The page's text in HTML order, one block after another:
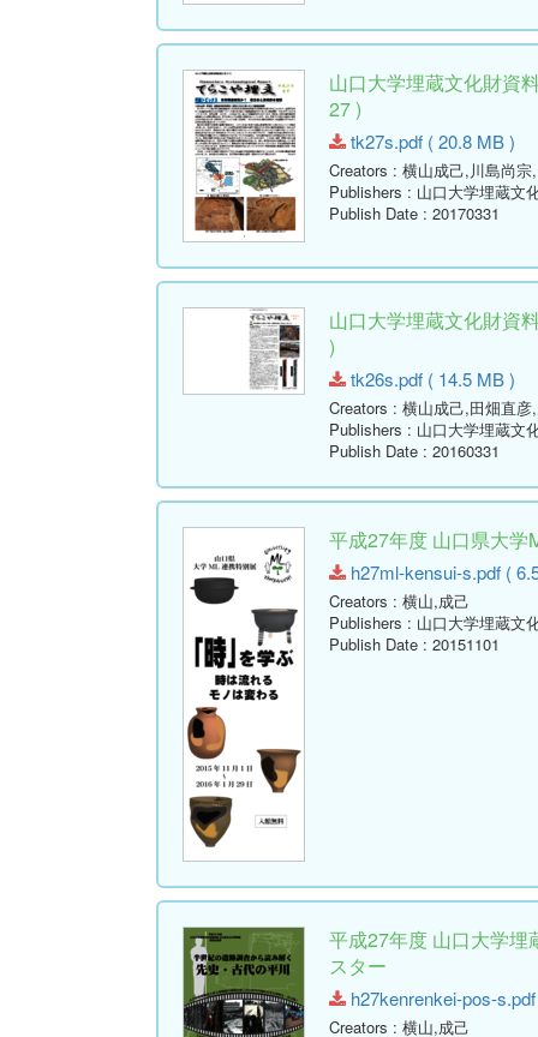
山口大学埋蔵文化財
27 )
tk27s.pdf ( 20.8 MB )
Creators : 横山成己,川島尚宗
Publishers : 山口大学埋蔵文
Publish Date : 20170331
山口大学埋蔵文化財
)
tk26s.pdf ( 14.5 MB )
Creators : 横山成己,田畑直彦
Publishers : 山口大学埋蔵文
Publish Date : 20160331
平成27年度 山口県大
h27ml-kensui-s.pdf (
Creators : 横山,成己
Publishers : 山口大学埋蔵文
Publish Date : 20151101
平成27年度 山口大学
スター
h27kenrenkei-pos-
Creators : 横山,成己